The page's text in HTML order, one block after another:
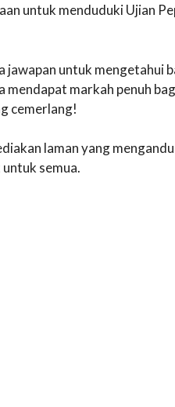
untuk menduduki Ujian
jawapan untuk mengetahui
markah penuh
cemerlang!
laman yang
semua.